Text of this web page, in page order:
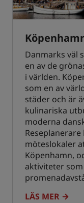
Danmarks väl
en av de
i världen.
som en av
städer och är
kulinariska
moderna
möteslokaler
Köpenhamn,
aktiviteter
LÄS MER